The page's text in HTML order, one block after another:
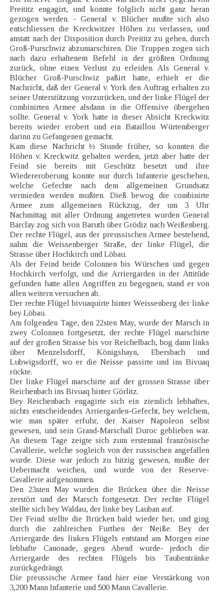
Preititz engagirt, und konnte folglich nicht ganz heran
gezogen werden. - General v. Blücher mußte sich also
entschliessen die Kreckwitzer Höhen zu verlassen, und
anstatt nach der Disposition durch Preititz zu gehen, durch
Groß-Purschwiz abzumarschiren. Die Truppen zogen sich
nach dazu erhaltenem Befehl in der größten Ordnung
zurück, ohne einen Verlust zu erleiden. Als General v.
Blücher Groß-Purschwiz paßirt hatte, erhielt er die
Nachricht, daß der General v. York den Auftrag erhalten zu
seiner Unterstützung vorzurücken, und der linke Flügel der
combinirten Armee alsdann in die Offensive übergehen
sollte. General v. York hatte in dieser Absicht Kreckwitz
bereits wieder erobert und ein Bataillon Würtemberger
darinn zu Gefangenen gemacht.
Kam diese Nachricht ½ Stunde früher, so konnten die
Höhen v. Kreckwitz gehalten werden, jetzt aber hatte der
Feind sie bereits mit Geschütz besetzt und ihre
Wiedereroberung konnte nur durch Infanterie geschehen,
welche Gefechte nach dem allgemeinen Grundsatz
vermieden werden mußten. Dieß bewog die combinirte
Armee zum allgemeinen Rückzug, der um 3 Uhr
Nachmittag mit aller Ordnung angetreten wurden General
Barclay zog sich von Baruth über Grödiz nach Weißenberg.
Der rechte Flügel, aus der preussischen Armee bestehend,
nahm die Weissenberger Straße, der linke Flügel, die
Strasse über Hochkirch und Löbau.
Als der Feind beide Colonnen bis Würschen und gegen
Hochkirch verfolgt, und die Arriergarden in der Attitüde
gefunden hatte allen Angriffen zu begegnen, stand er von
allen weitern versuchen ab.
Der rechte Flügel bivuaquirte hinter Weissenberg der linke
bey Löbau.
Am folgenden Tage, den 22sten May, wurde der Marsch in
zwey Colonnen fortgesetzt, der rechte Flügel marschirte
auf der großen Strasse bis vor Reichelbach, bog dann links
über Menzelsdorff, Königshayn, Ebersbach und
Lubwigsdorff, wo er die Neisse passirte und ins Bivuaq
rückte.
Der linke Flügel marschirte auf der grossen Strasse über
Reichenbach ins Bivuaq hinter Görlitz.
Bey Reichenbach engagirte sich ein ziemlich lebhaftes,
nichts entscheidendes Arriergarden-Gefecht, bey welchem,
wie man später erfuhr, der Kaiser Napoleon selbst
gewesen, und sein Grand-Marschall Duroc geblieben war.
An diesem Tage zeigte sich zum erstenmal französische
Cavallerie, welche sogleich von der russischen angefallen
wurde. Diese war jedoch zu hitzig gewesen, mußte der
Uebermacht weichen, und wurde von der Reserve-
Cavallerie aufgenommen.
Den 23sten May wurden die Brücken über die Neisse
zerstört und der Marsch fortgesetzt. Der rechte Flügel
stellte sich bey Waldau, der linke bey Lauban auf.
Der Feind stellte die Brücken bald wieder her, und ging
durch die zahlreichen Furthen der Neiße. Bey der
Arriergarde des linken Flügels entstand am Morgen eine
lebhafte Canonade, gegen Abend wurde- jedoch die
Arriergarde des rechten Flügels bis Taubentränke
zurückgedrängt.
Die preussische Armee fand hier eine Verstärkung von
3,200 Mann Infanterie und 500 Mann Cavallerie.